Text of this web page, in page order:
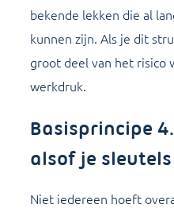
bekende lekken die al
kunnen zijn. Als je dit
groot deel van het risico
werkdruk.
Basisprincipe
alsof je
Niet iedereen hoeft